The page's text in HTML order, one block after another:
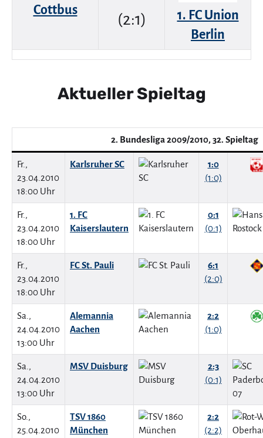
Cottbus
(2:1)
1. FC Union
Berlin
Aktueller Spieltag
2. Bundesliga 2009/2010, 32. Spieltag
Fr.,
23.04.2010
18:00 Uhr
Karlsruher SC
1:0
(1:0)
Fr.,
23.04.2010
18:00 Uhr
1. FC
Kaiserslautern
0:1
(0:1)
Fr.,
23.04.2010
18:00 Uhr
FC St. Pauli
6:1
(2:0)
Sa.,
24.04.2010
13:00 Uhr
Alemannia
Aachen
2:2
(1:0)
Sa.,
24.04.2010
13:00 Uhr
MSV Duisburg
2:3
(0:1)
So.,
25.04.2010
TSV 1860
München
2:2
(2:2)